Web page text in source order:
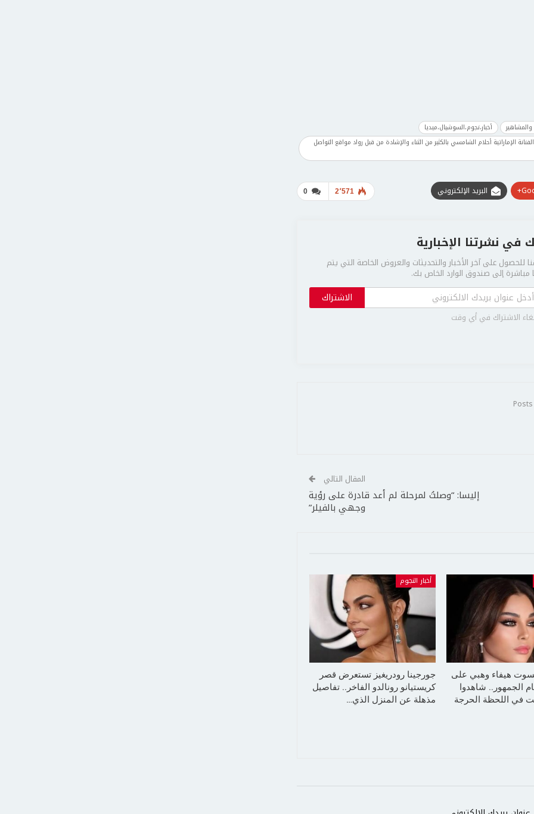
والمشاهير
أخبار،نجوم،السوشيال،ميديا
الإماراتية أحلام الشامسي بالكثير من الثناء والإشادة من قبل رواد مواقع التواصل
0 2٬571 البريد الإلكتروني
في نشرتنا الإخبارية
للحصول على آخر الأخبار والتحديثات والعروض الخاصة التي يتم
إلى صندوق الوارد الخاص بك.
الاشتراك
الاشتراك في أي وقت
المقال التالي
إليسا: “وصلتُ لمرحلة لم أعد قادرة على رؤية
وجهي بالفيلر”
هيفاء وهبي على
الجمهور.. شاهدوا
في اللحظة الحرجة
أخبار النجوم
جورجينا رودريغيز تستعرض قصر
كريستيانو رونالدو الفاخر.. تفاصيل
مذهلة عن المنزل الذي…